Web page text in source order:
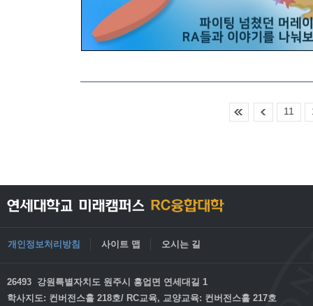
11
개인정보처리방침 사이트 맵 오시는 길
26493 강원특별자치도 원주시 흥업면 연세대길 1
학사지도: 컨버전스홀 218호/ RC교육, 교양교육: 컨버전스홀 217호